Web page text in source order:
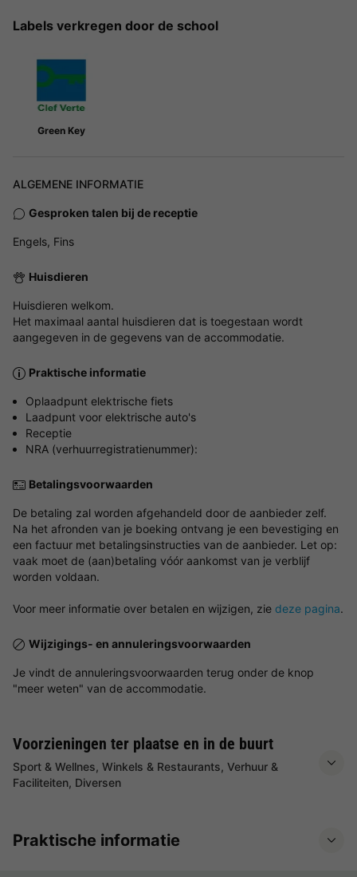
Labels verkregen door de school
Green Key
ALGEMENE INFORMATIE
Gesproken talen bij de receptie
Engels, Fins
Huisdieren
Huisdieren welkom.
Het maximaal aantal huisdieren dat is toegestaan wordt
aangegeven in de gegevens van de accommodatie.
Praktische informatie
Oplaadpunt elektrische fiets
Laadpunt voor elektrische auto's
Receptie
NRA (verhuurregistratienummer):
Betalingsvoorwaarden
De betaling zal worden afgehandeld door de aanbieder zelf.
Na het afronden van je boeking ontvang je een bevestiging en
een factuur met betalingsinstructies van de aanbieder. Let op:
vaak moet de (aan)betaling vóór aankomst van je verblijf
worden voldaan.
Voor meer informatie over betalen en wijzigen, zie deze pagina.
Wijzigings- en annuleringsvoorwaarden
Je vindt de annuleringsvoorwaarden terug onder de knop
"meer weten" van de accommodatie.
Voorzieningen ter plaatse en in de buurt
Sport & Wellnes, Winkels & Restaurants, Verhuur &
Faciliteiten, Diversen
Praktische informatie